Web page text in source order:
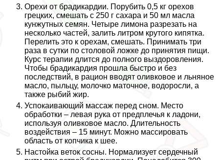
Орехи от брадикардии. Порубить 0,5 кг орехов
грецких, смешать с 250 г сахара и 50 мл масла
кунжутных семян. Четыре лимона разрезать на
несколько частей, залить литром крутого кипятка.
Перелить это к орехам, смешать. Принимать три
раза в сутки по столовой ложке до принятия пищи.
Курс терапии длится до полного выздоровления.
Чтобы брадикардия прошла быстро и без
последствий, в рацион вводят оливковое и льняное
масло, пыльцу, молочко маточное, водоросли, а
также рыбий жир.
Успокаивающий массаж перед сном. Место
обработки – левая рука от предплечья к ладони,
используя оливковое масло. Длительность
воздействия – 15 минут. Можно массировать
область от копчика к шее.
Настойка веток сосны. Нормализует сердечный